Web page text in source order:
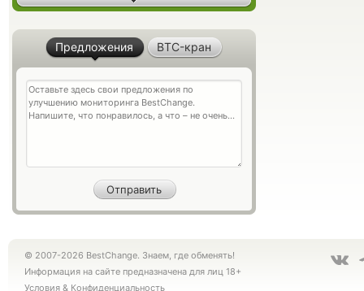
Предложения BTC-кран
© 2007-2026 BestChange. Знаем, где обменять!
Информация на сайте предназначена для лиц 18+
Условия & Конфиденциальность